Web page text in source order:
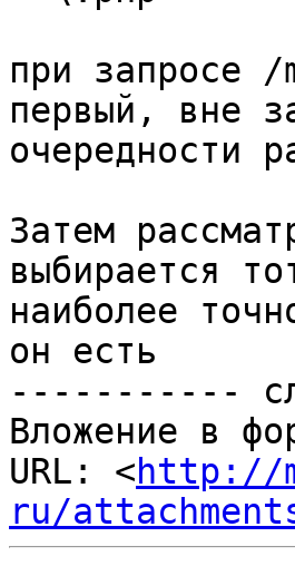
при запросе
первый, вне
очередности
Затем
выбирается
наиболее
он есть
-----------
Вложение в
URL: <http://
ru/